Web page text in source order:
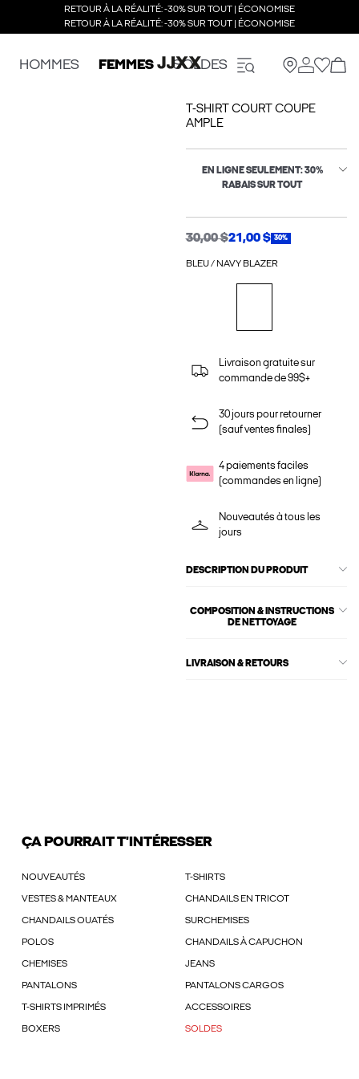
RETOUR À LA RÉALITÉ: -30% SUR TOUT | ÉCONOMISE
RETOUR À LA RÉALITÉ: -30% SUR TOUT | ÉCONOMISE
HOMMES FEMMES SOLDES
T-SHIRT COURT COUPE
AMPLE
EN LIGNE SEULEMENT: 30%
RABAIS SUR TOUT
30,00 $21,00 $ 30%
BLEU / NAVY BLAZER
Livraison gratuite sur
commande de 99$+
30 jours pour retourner
(sauf ventes finales)
4 paiements faciles
(commandes en ligne)
Nouveautés à tous les
jours
DESCRIPTION DU PRODUIT
COMPOSITION & INSTRUCTIONS
DE NETTOYAGE
LIVRAISON & RETOURS
ÇA POURRAIT T'INTÉRESSER
NOUVEAUTÉS T-SHIRTS
VESTES & MANTEAUX CHANDAILS EN TRICOT
CHANDAILS OUATÉS SURCHEMISES
POLOS CHANDAILS À CAPUCHON
CHEMISES JEANS
PANTALONS PANTALONS CARGOS
T-SHIRTS IMPRIMÉS ACCESSOIRES
BOXERS SOLDES